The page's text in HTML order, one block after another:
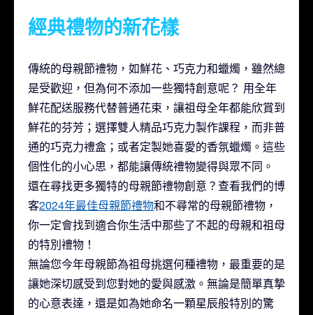
經典禮物的新花樣
傳統的母親節禮物，如鮮花、巧克力和蠟燭，雖然總
是受歡迎，但為何不添加一些獨特創意呢？ 用全年
鮮花配送服務代替普通花束，讓祖母全年都能欣賞到
鮮花的芬芳；選擇雙人精品巧克力製作課程，而非普
通的巧克力禮盒；或者定製她喜愛的香氛蠟燭。這些
個性化的小心思，都能讓傳統禮物變得與眾不同。
還在尋找更多獨特的母親節禮物創意？查看我們的博
客2024年最佳母親節禮物和不尋常的母親節禮物 ，
你一定會找到適合你生活中那些了不起的母親和祖母
的特別禮物！
無論您今年母親節為祖母挑選何種禮物，最重要的是
讓她深切感受到您對她的愛與感激。無論是簡單真摯
的心意表達，還是如為她命名一顆星辰般特別的驚